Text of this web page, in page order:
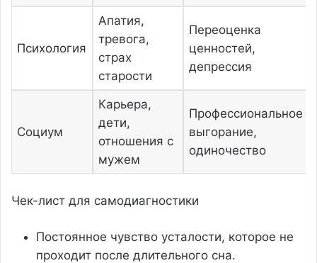
Психология
Апатия,
тревога,
страх
старости
Переоценка
ценностей,
депрессия
Социум
Карьера,
дети,
отношения с
мужем
Профессиональное
выгорание,
одиночество
Чек-лист для самодиагностики
Постоянное чувство усталости, которое не
проходит после длительного сна.